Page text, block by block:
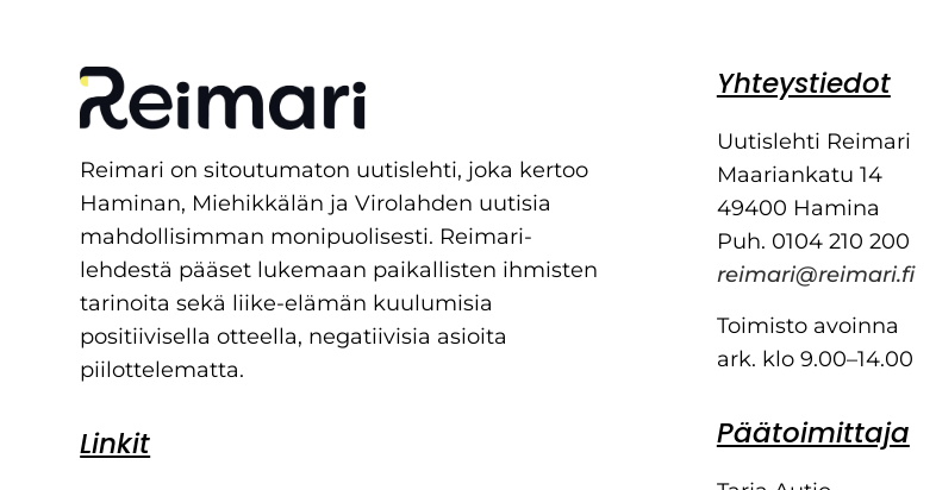
Reimari on sitoutumaton uutislehti, joka kertoo
Haminan, Miehikkälän ja Virolahden uutisia
mahdollisimman monipuolisesti. Reimari-
lehdestä pääset lukemaan paikallisten ihmisten
tarinoita sekä liike-elämän kuulumisia
positiivisella otteella, negatiivisia asioita
piilottelematta.
Linkit
Yhteystiedot
Uutislehti Reimari
Maariankatu 14
49400 Hamina
Puh. 0104 210 200
reimari@reimari.fi
Toimisto avoinna
ark. klo 9.00–14.00
Päätoimittaja